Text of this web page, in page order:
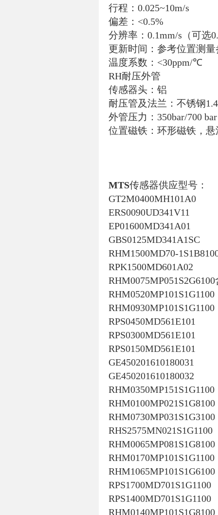
行程：0.025~10m/s
偏差：<0.5%
分辨率：0.1mm/s（可选
更新时间：参考位置测量
温度系数：<30ppm/℃
RH耐压外管
传感器头：铝
耐压管及法兰：不锈钢
外管压力：350bar/700
位置磁铁：环形磁铁，悬
MTS传感器供应型号：
GT2M0400MH101A0
ERS0090UD341V11
EP01600MD341A01
GBS0125MD341A1SC
RHM1500MD70-
RPK1500MD601A02
RHM0520MP101S1G1100
RHM0930MP101S1G1100
RPS0450MD561E101
RPS0300MD561E101
RPS0150MD561E101
GE450201610180031
GE450201610180032
RHM0350MP151S1G1100
RHM0100MP021S1G8100
RHM0730MP031S1G3100
RHS2575MN021S1G1100
RHM0065MP081S1G8100
RHM0170MP101S1G1100
RHM1065MP101S1G6100
RPS1700MD701S1G1100
RPS1400MD701S1G1100
RHM0140MP101S1G8100